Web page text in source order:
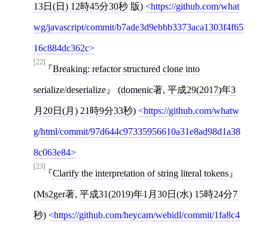
13日(日) 12時45分30秒 版) https://github.com/what
wg/javascript/commit/b7ade3d9ebbb3373aca1303f4f65
16c884dc362c
[22]
Breaking: refactor structured clone into
serialize/deserialize (domenic著, 平成29(2017)年3
月20日(月) 21時9分33秒) https://github.com/whatw
g/html/commit/97d644c97335956610a31e8ad98d1a38
8c063e84
[23]
Clarify the interpretation of string literal tokens
(Ms2ger著, 平成31(2019)年1月30日(水) 15時24分7
秒) https://github.com/heycam/webidl/commit/1fa8c4